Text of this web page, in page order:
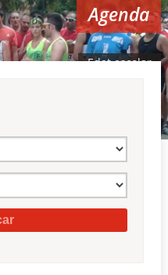
▼
▼
Agenda
Edat escolar